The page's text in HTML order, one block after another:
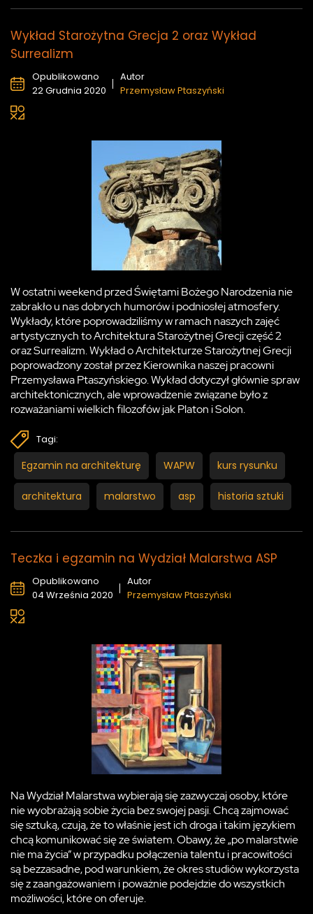
Wykład Starożytna Grecja 2 oraz Wykład
Surrealizm
Opublikowano
22 Grudnia 2020
Autor
Przemysław Ptaszyński
W ostatni weekend przed Świętami Bożego Narodzenia nie
zabrakło u nas dobrych humorów i podniosłej atmosfery.
Wykłady, które poprowadziliśmy w ramach naszych zajęć
artystycznych to Architektura Starożytnej Grecji część 2
oraz Surrealizm. Wykład o Architekturze Starożytnej Grecji
poprowadzony został przez Kierownika naszej pracowni
Przemysława Ptaszyńskiego. Wykład dotyczył głównie spraw
architektonicznych, ale wprowadzenie związane było z
rozważaniami wielkich filozofów jak Platon i Solon.
Tagi:
Egzamin na architekturę WAPW kurs rysunku
architektura malarstwo asp historia sztuki
Teczka i egzamin na Wydział Malarstwa ASP
Opublikowano
04 Września 2020
Autor
Przemysław Ptaszyński
Na Wydział Malarstwa wybierają się zazwyczaj osoby, które
nie wyobrażają sobie życia bez swojej pasji. Chcą zajmować
się sztuką, czują, że to właśnie jest ich droga i takim językiem
chcą komunikować się ze światem. Obawy, że „po malarstwie
nie ma życia” w przypadku połączenia talentu i pracowitości
są bezzasadne, pod warunkiem, że okres studiów wykorzysta
się z zaangażowaniem i poważnie podejdzie do wszystkich
możliwości, które on oferuje.